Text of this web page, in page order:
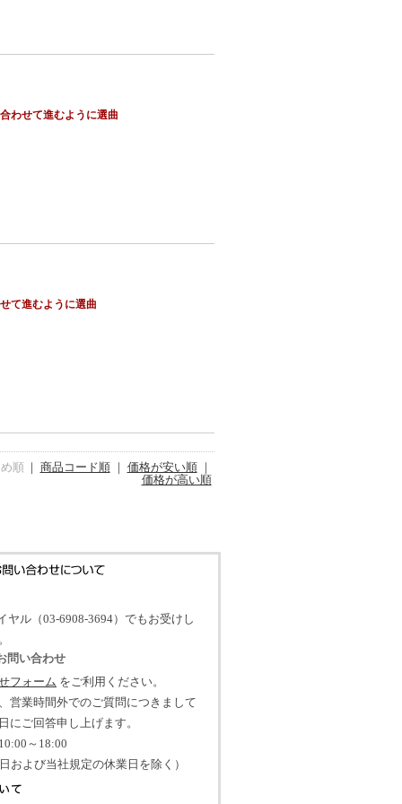
わせて進むように選曲
て進むように選曲
順 商品コード順 価格が安い順
価格が高い順
ヤル（03-6908-3694）でもお受けし
問い合わせ
フォーム をご利用ください。
営業時間外でのご質問につきまして
にご回答申し上げます。
～18:00
および当社規定の休業日を除く）